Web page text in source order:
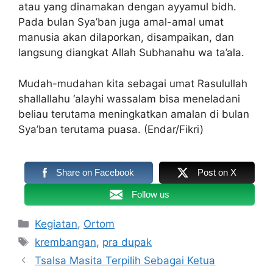
atau yang dinamakan dengan ayyamul bidh.
Pada bulan Sya’ban juga amal-amal umat
manusia akan dilaporkan, disampaikan, dan
langsung diangkat Allah Subhanahu wa ta’ala.
Mudah-mudahan kita sebagai umat Rasulullah
shallallahu ‘alayhi wassalam bisa meneladani
beliau terutama meningkatkan amalan di bulan
Sya’ban terutama puasa. (Endar/Fikri)
Share on Facebook Post on X
Follow us
Kategori
Kegiatan, Ortom
Tag
krembangan, pra dupak
Tsalsa Masita Terpilih Sebagai Ketua